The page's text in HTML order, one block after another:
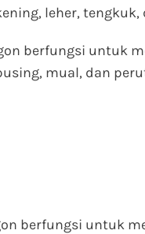
leher, tengkuk,
berfungsi untuk
mual, dan
berfungsi untuk